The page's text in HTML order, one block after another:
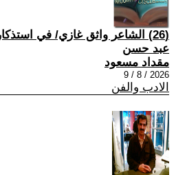
(26) الشاعر واثق غازي/ في
عبد حسن
مقداد مسعود
2026 / 8 / 9
الادب والفن